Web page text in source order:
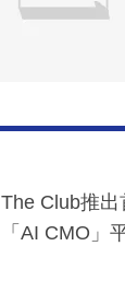
The Club推
「AI CMO」